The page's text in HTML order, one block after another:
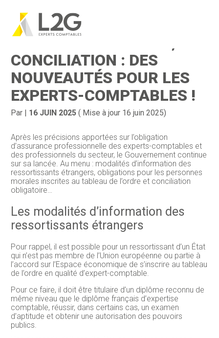
Aller
au
Création d’entreprise
Financement & trésorerie
Pilotage d’entreprise
Entreprise en difficultés
Gestion
Juridique
Documents
Dématérialisation / collecte
CONCILIATION : DES
NOUVEAUTÉS POUR LES
EXPERTS-COMPTABLES !
Par | 16 JUIN 2025 ( Mise à jour 16 juin 2025)
Après les précisions apportées sur l’obligation
d’assurance professionnelle des experts-comptables et
des professionnels du secteur, le Gouvernement continue
sur sa lancée. Au menu : modalités d’information des
ressortissants étrangers, obligations pour les personnes
morales inscrites au tableau de l’ordre et conciliation
obligatoire…
Les modalités d’information des
ressortissants étrangers
Pour rappel, il est possible pour un ressortissant d’un État
qui n’est pas membre de l’Union européenne ou partie à
l’accord sur l’Espace économique de s’inscrire au tableau
de l’ordre en qualité d’expert-comptable.
Pour ce faire, il doit être titulaire d’un diplôme reconnu de
même niveau que le diplôme français d’expertise
comptable, réussir, dans certains cas, un examen
d’aptitude et obtenir une autorisation des pouvoirs
publics.